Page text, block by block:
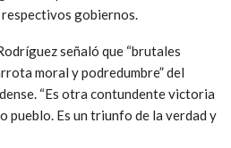
gobiernos.
señaló que “brutales
moral y podredumbre” del
“Es otra contundente victoria
pueblo. Es un triunfo de la verdad y